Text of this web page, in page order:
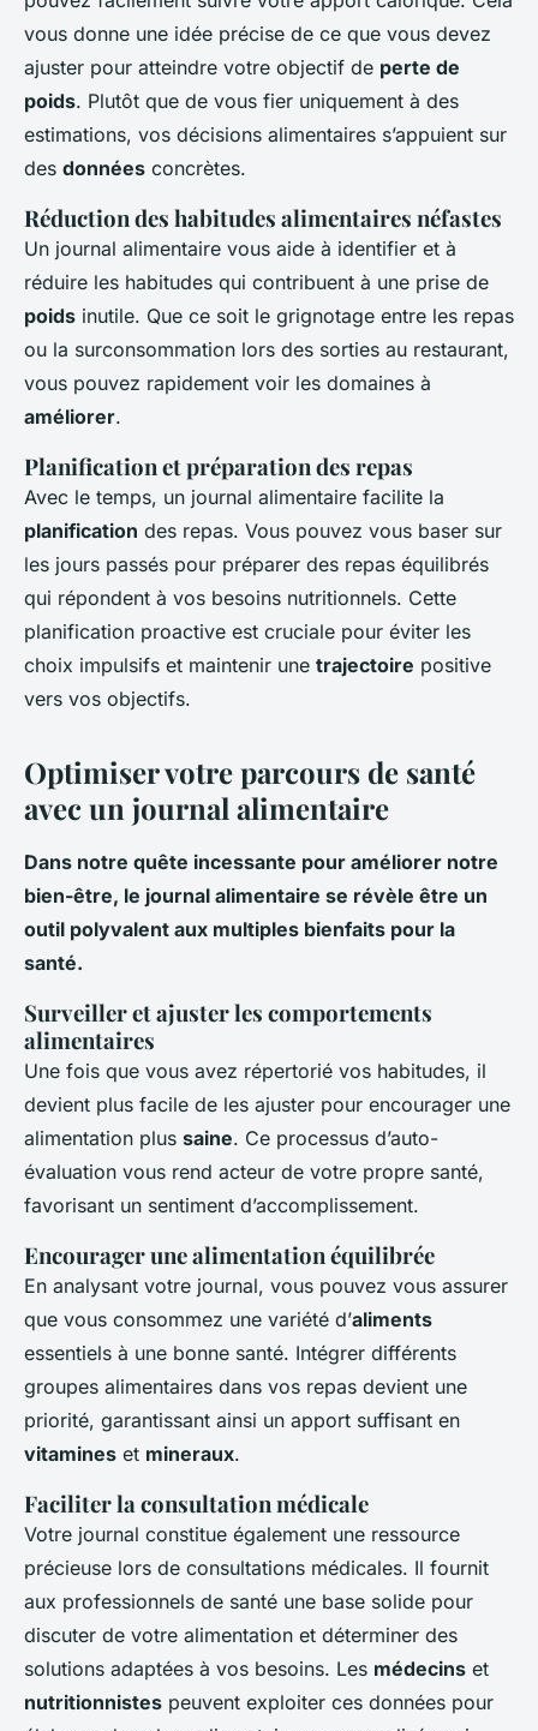
vous donne une idée précise de ce que vous devez
ajuster pour atteindre votre objectif de perte de
poids. Plutôt que de vous fier uniquement à des
estimations, vos décisions alimentaires s’appuient sur
des données concrètes.
Réduction des habitudes alimentaires néfastes
Un journal alimentaire vous aide à identifier et à
réduire les habitudes qui contribuent à une prise de
poids inutile. Que ce soit le grignotage entre les repas
ou la surconsommation lors des sorties au restaurant,
vous pouvez rapidement voir les domaines à
améliorer.
Planification et préparation des repas
Avec le temps, un journal alimentaire facilite la
planification des repas. Vous pouvez vous baser sur
les jours passés pour préparer des repas équilibrés
qui répondent à vos besoins nutritionnels. Cette
planification proactive est cruciale pour éviter les
choix impulsifs et maintenir une trajectoire positive
vers vos objectifs.
Optimiser votre parcours de santé
avec un journal alimentaire
Dans notre quête incessante pour améliorer notre
bien-être, le journal alimentaire se révèle être un
outil polyvalent aux multiples bienfaits pour la
santé.
Surveiller et ajuster les comportements
alimentaires
Une fois que vous avez répertorié vos habitudes, il
devient plus facile de les ajuster pour encourager une
alimentation plus saine. Ce processus d’auto-
évaluation vous rend acteur de votre propre santé,
favorisant un sentiment d’accomplissement.
Encourager une alimentation équilibrée
En analysant votre journal, vous pouvez vous assurer
que vous consommez une variété d’aliments
essentiels à une bonne santé. Intégrer différents
groupes alimentaires dans vos repas devient une
priorité, garantissant ainsi un apport suffisant en
vitamines et mineraux.
Faciliter la consultation médicale
Votre journal constitue également une ressource
précieuse lors de consultations médicales. Il fournit
aux professionnels de santé une base solide pour
discuter de votre alimentation et déterminer des
solutions adaptées à vos besoins. Les médecins et
nutritionnistes peuvent exploiter ces données pour